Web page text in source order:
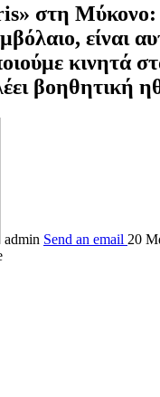
στη Μύκονο:
είναι
κινητά
βοηθητική
admin Send an email 20